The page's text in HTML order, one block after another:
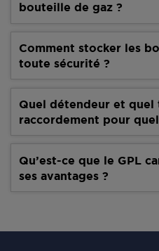
bouteille de gaz ?
Comment stocker les
toute sécurité ?
Quel détendeur et quel
raccordement pour
Qu’est-ce que le GPL
ses avantages ?